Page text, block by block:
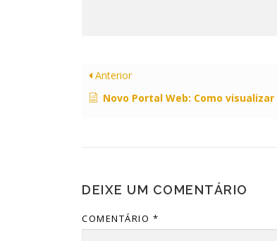
Anterior
Novo Portal Web: Como
DEIXE UM COMENTÁRIO
COMENTÁRIO *